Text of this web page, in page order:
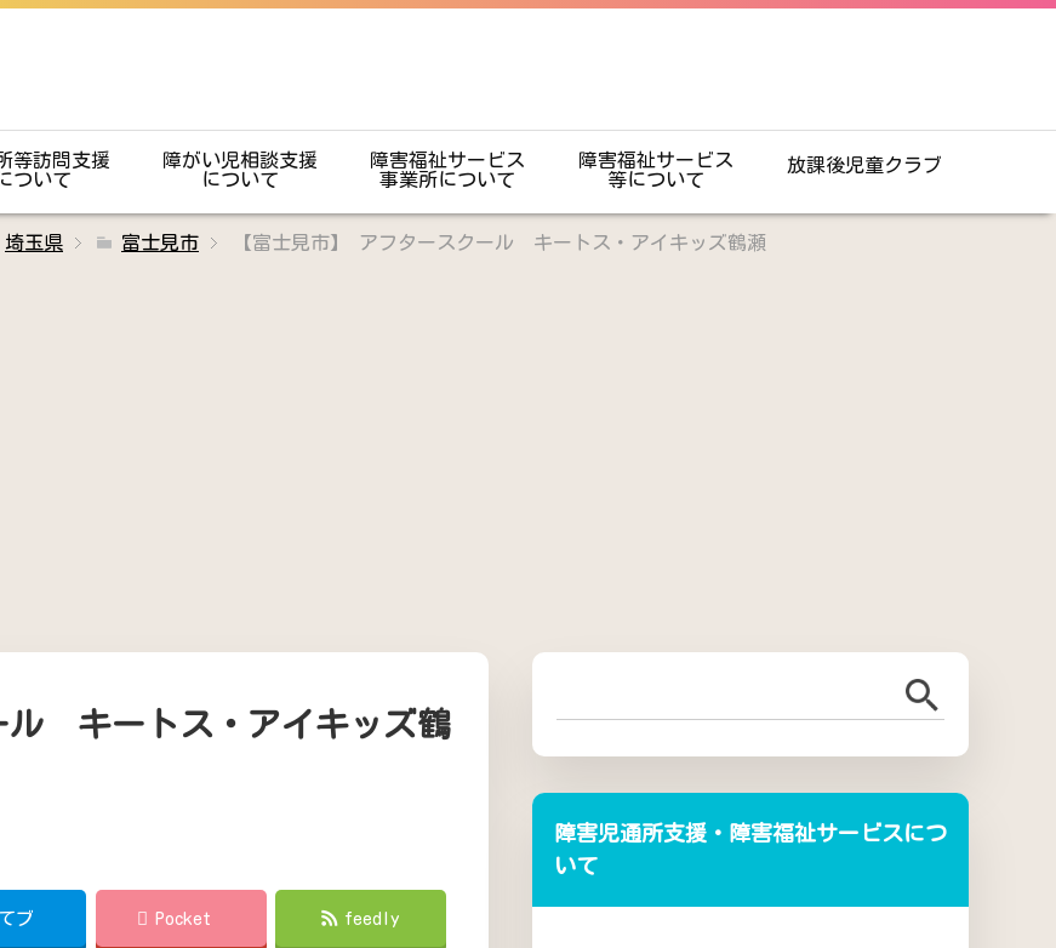
等訪問支援
ついて
障がい児相談支援
について
障害福祉サービス
事業所について
障害福祉サービス
等について
放課後児童クラブ
埼玉県 富士見市 【富士見市】 アフタースクール キートス・アイキッズ鶴瀬
ル キートス・アイキッズ鶴
ブ Pocket feedly
障害児通所支援・障害福祉サービスにつ
いて